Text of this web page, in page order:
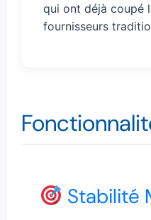
qui ont déjà coupé
fournisseurs
Stabilité